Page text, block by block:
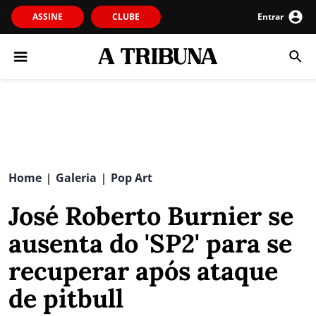
ASSINE CLUBE Entrar
Home | Galeria | Pop Art
José Roberto Burnier se
ausenta do 'SP2' para se
recuperar após ataque
de pitbull